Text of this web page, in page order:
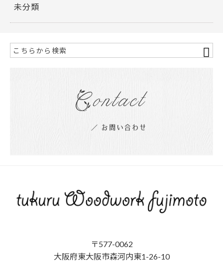
未分類
〒577-0062
大阪府東大阪市森河内東1-26-10